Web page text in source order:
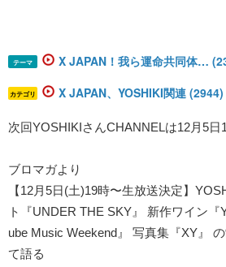
テーマ X JAPAN！我ら運命共同体…
カテゴリ X JAPAN、YOSHIKI関連 (2944)
次回YOSHIKI さんCHANNELは12月 5日
ブロマガより
【 12月 5日 (土)19時〜生放送決定】
ト『UNDER THE SKY 』 新作ワイン『
ube Music Weekend 』 写真集『XY 』
て語る